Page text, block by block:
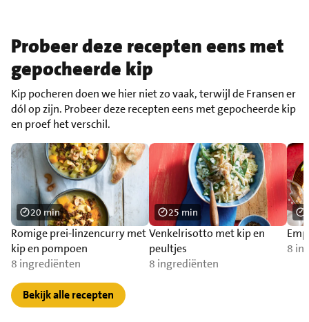
Probeer deze recepten eens met
gepocheerde kip
Kip pocheren doen we hier niet zo vaak, terwijl de Fransen er
dól op zijn. Probeer deze recepten eens met gepocheerde kip
en proef het verschil.
Romige prei-linzencurry met
kip en pompoen
8 ingrediënten
20 min
Venkelrisotto met kip en
peultjes
8 ingrediënten
25 min
8
Bekijk alle recepten